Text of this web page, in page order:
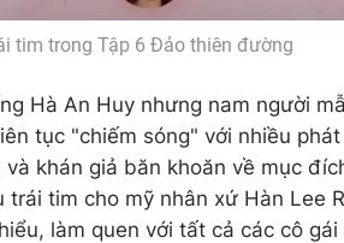
tim trong Tập 6 Đảo thiên đường
Hà An Huy nhưng nam người
tục "chiếm sóng" với nhiều
khán giả băn khoăn về mục
tim cho mỹ nhân xứ Hàn Lee
làm quen với tất cả các cô gái